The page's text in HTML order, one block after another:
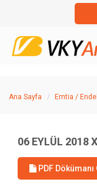
Ana Sayfa Emtia /
06 EYLÜL 2018
PDF